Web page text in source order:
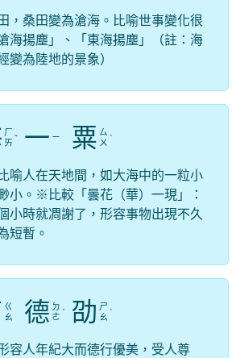
，桑田變為滄海。比喻世事變化很
海揚塵」、「東海揚塵」（註：海
變為陸地的景象）
ㄏ
ㄞ ˇ 一 ㄧ 粟 ㄙ
ㄨ ˋ
喻人在天地間，如大海中的一粒小
小。※比較「曇花（華）一現」：
小時就凋謝了，形容事物出現不久
短暫。
ㄍ
ㄠ
德 ㄉ
ㄜ ˊ 劭 ㄕ
ㄠ ˋ
容人年紀大而德行優美，受人尊